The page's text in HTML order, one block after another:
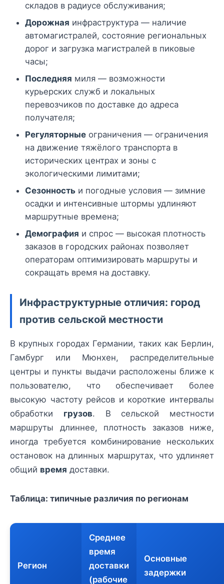
складов в радиусе обслуживания;
Дорожная инфраструктура — наличие
автомагистралей, состояние региональных
дорог и загрузка магистралей в пиковые
часы;
Последняя миля — возможности
курьерских служб и локальных
перевозчиков по доставке до адреса
получателя;
Регуляторные ограничения — ограничения
на движение тяжёлого транспорта в
исторических центрах и зоны с
экологическими лимитами;
Сезонность и погодные условия — зимние
осадки и интенсивные штормы удлиняют
маршрутные времена;
Демография и спрос — высокая плотность
заказов в городских районах позволяет
операторам оптимизировать маршруты и
сокращать время на доставку.
Инфраструктурные отличия: город
против сельской местности
В крупных городах Германии, таких как Берлин,
Гамбург или Мюнхен, распределительные
центры и пункты выдачи расположены ближе к
пользователю, что обеспечивает более
высокую частоту рейсов и короткие интервалы
обработки грузов. В сельской местности
маршруты длиннее, плотность заказов ниже,
иногда требуется комбинирование нескольких
остановок на длинных маршрутах, что удлиняет
общий время доставки.
Таблица: типичные различия по регионам
Регион
Среднее
время
доставки
(рабочие
Основные
задержки